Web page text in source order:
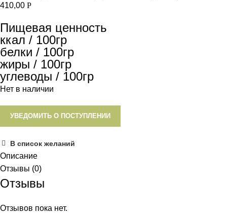
410,00 Р
Пищевая ценность
ккал / 100гр
белки / 100гр
жиры / 100гр
углеводы / 100гр
Нет в наличии
УВЕДОМИТЬ О ПОСТУПЛЕНИИ
В список желаний
Описание
Отзывы (0)
Отзывы
Отзывов пока нет.